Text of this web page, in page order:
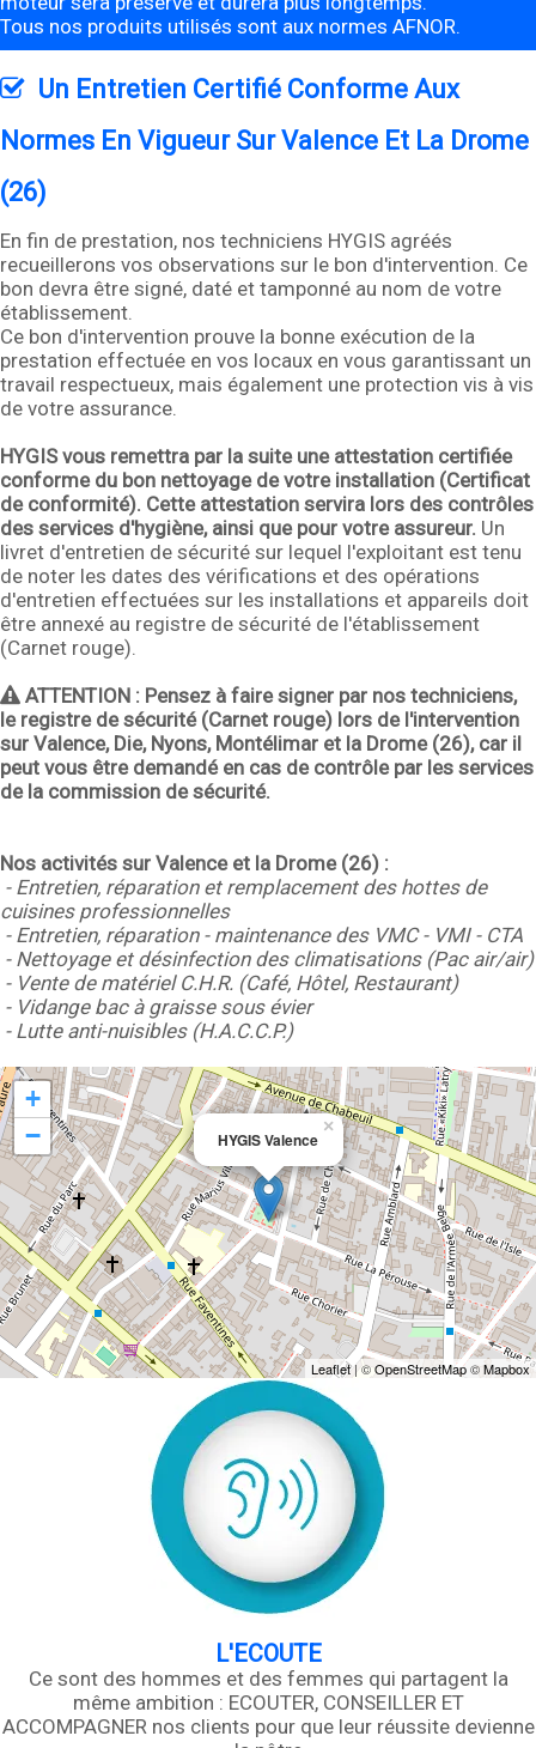
Tous nos produits utilisés sont aux normes AFNOR.
Un Entretien Certifié Conforme Aux
Normes En Vigueur Sur Valence Et La Drome
(26)
En fin de prestation, nos techniciens HYGIS agréés
recueillerons vos observations sur le bon d'intervention. Ce
bon devra être signé, daté et tamponné au nom de votre
établissement.
Ce bon d'intervention prouve la bonne exécution de la
prestation effectuée en vos locaux en vous garantissant un
travail respectueux, mais également une protection vis à vis
de votre assurance.
HYGIS vous remettra par la suite une attestation certifiée
conforme du bon nettoyage de votre installation (Certificat
de conformité). Cette attestation servira lors des contrôles
des services d'hygiène, ainsi que pour votre assureur. Un
livret d'entretien de sécurité sur lequel l'exploitant est tenu
de noter les dates des vérifications et des opérations
d'entretien effectuées sur les installations et appareils doit
être annexé au registre de sécurité de l'établissement
(Carnet rouge).
ATTENTION : Pensez à faire signer par nos techniciens,
le registre de sécurité (Carnet rouge) lors de l'intervention
sur Valence, Die, Nyons, Montélimar et la Drome (26), car il
peut vous être demandé en cas de contrôle par les services
de la commission de sécurité.
Nos activités sur Valence et la Drome (26) :
- Entretien, réparation et remplacement des hottes de
cuisines professionnelles
- Entretien, réparation - maintenance des VMC - VMI - CTA
- Nettoyage et désinfection des climatisations (Pac air/air)
- Vente de matériel C.H.R. (Café, Hôtel, Restaurant)
- Vidange bac à graisse sous évier
- Lutte anti-nuisibles (H.A.C.C.P.)
HYGIS Valence
×
+
−
Leaflet| ©OpenStreetMap©Mapbox
L'ECOUTE
Ce sont des hommes et des femmes qui partagent la
même ambition : ECOUTER, CONSEILLER ET
ACCOMPAGNER nos clients pour que leur réussite devienne